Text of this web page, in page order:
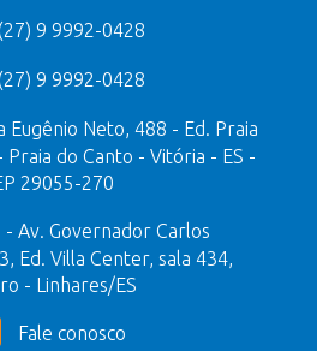
9 9992-0428
9 9992-0428
Eugênio Neto, 488 - Ed. Praia
do Canto - Vitória - ES -
29055-270
- Av. Governador Carlos
Ed. Villa Center, sala 434,
- Linhares/ES
Fale conosco